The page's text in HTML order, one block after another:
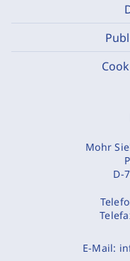
Mohr
D-
E-Mail: